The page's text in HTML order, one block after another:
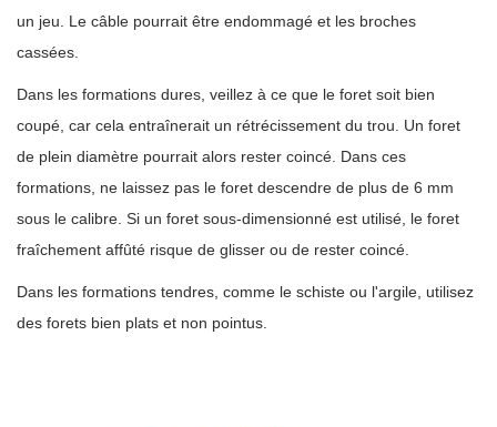
un jeu. Le câble pourrait être endommagé et les broches
cassées.
Dans les formations dures, veillez à ce que le foret soit bien
coupé, car cela entraînerait un rétrécissement du trou. Un foret
de plein diamètre pourrait alors rester coincé. Dans ces
formations, ne laissez pas le foret descendre de plus de 6 mm
sous le calibre. Si un foret sous-dimensionné est utilisé, le foret
fraîchement affûté risque de glisser ou de rester coincé.
Dans les formations tendres, comme le schiste ou l'argile, utilisez
des forets bien plats et non pointus.